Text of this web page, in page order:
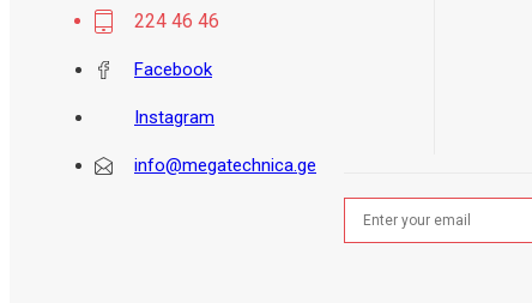
224 46 46
Facebook
Instagram
info@megatechnica.ge